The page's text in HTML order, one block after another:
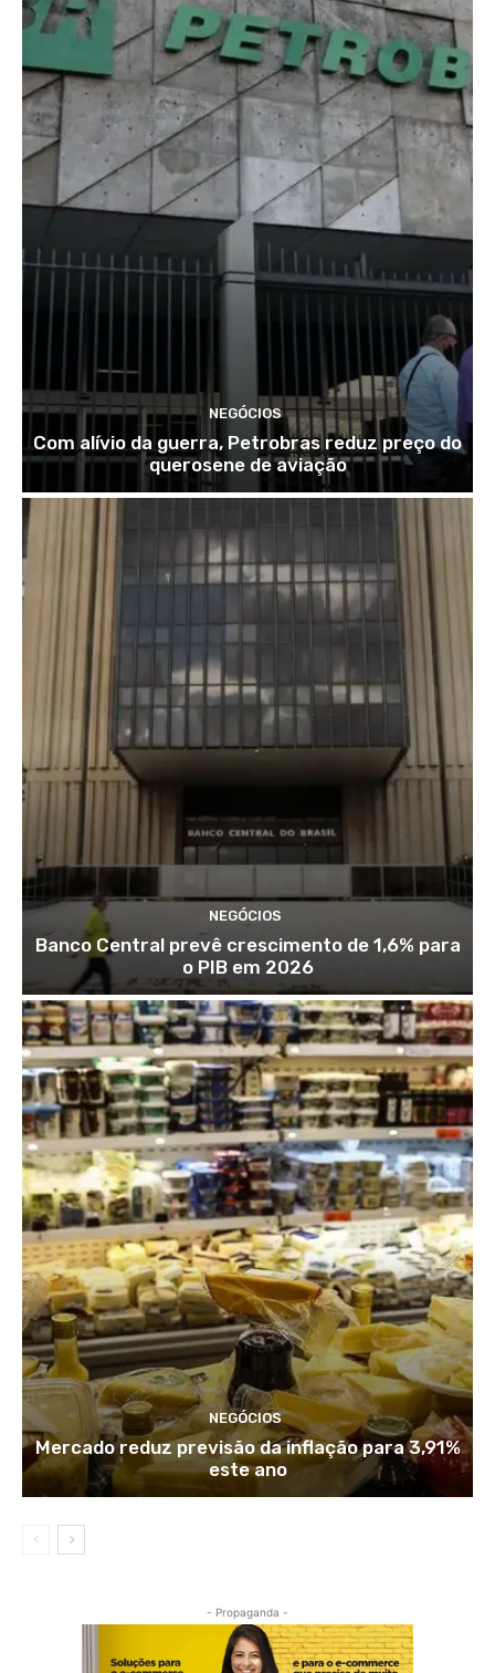
NEGÓCIOS
Com alívio da guerra, Petrobras reduz preço do
querosene de aviação
NEGÓCIOS
Banco Central prevê crescimento de 1,6% para
o PIB em 2026
NEGÓCIOS
Mercado reduz previsão da inflação para 3,91%
este ano
- Propaganda -